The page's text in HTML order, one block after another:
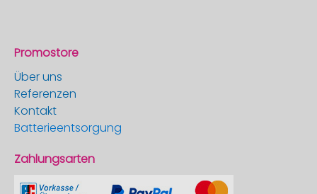
Promostore
Über uns
Referenzen
Kontakt
Batterieentsorgung
Zahlungsarten